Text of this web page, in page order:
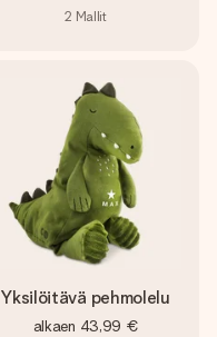
2 Mallit
Yksilöitävä pehmolelu
alkaen 43,99 €